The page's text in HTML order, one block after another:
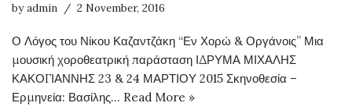
byadmin 2 November, 2016
Ο Λόγος του Νίκου Καζαντζάκη “Εν Χορώ & Οργάνοις” Μια
μουσική χοροθεατρική παράσταση ΙΔΡΥΜΑ ΜΙΧΑΛΗΣ
ΚΑΚΟΓΙΑΝΝΗΣ 23 & 24 ΜΑΡΤΙΟΥ 2015 Σκηνοθεσία –
Ερμηνεία: Βασίλης… Read More »